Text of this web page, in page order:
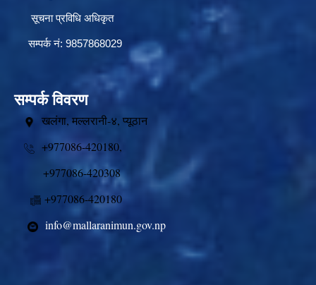
सूचना प्रविधि अधिकृत
सम्पर्क नं: 9857868029
सम्पर्क विवरण
खलंगा, मल्लरानी-४, प्यूठान
+977086-420180,
+977086-420308
+977086-420180
info@mallaranimun.gov.np